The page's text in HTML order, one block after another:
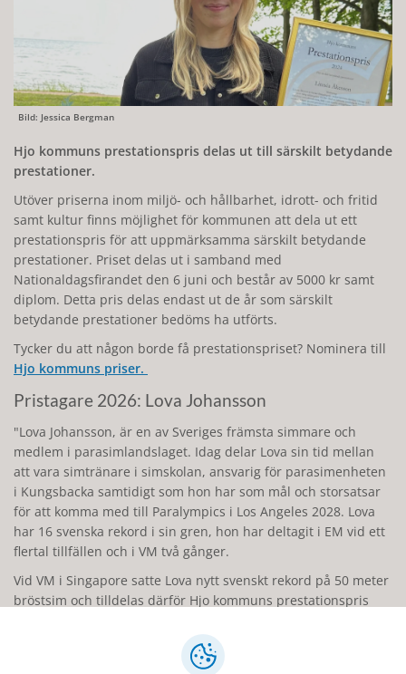
Bild: Jessica Bergman
Hjo kommuns prestationspris delas ut till särskilt betydande
prestationer.
Utöver priserna inom miljö- och hållbarhet, idrott- och fritid
samt kultur finns möjlighet för kommunen att dela ut ett
prestationspris för att uppmärksamma särskilt betydande
prestationer. Priset delas ut i samband med
Nationaldagsfirandet den 6 juni och består av 5000 kr samt
diplom. Detta pris delas endast ut de år som särskilt
betydande prestationer bedöms ha utförts.
Tycker du att någon borde få prestationspriset? Nominera till
Hjo kommuns priser.
Pristagare 2026: Lova Johansson
"Lova Johansson, är en av Sveriges främsta simmare och
medlem i parasimlandslaget. Idag delar Lova sin tid mellan
att vara simtränare i simskolan, ansvarig för parasimenheten
i Kungsbacka samtidigt som hon har som mål och storsatsar
för att komma med till Paralympics i Los Angeles 2028. Lova
har 16 svenska rekord i sin gren, hon har deltagit i EM vid ett
flertal tillfällen och i VM två gånger.
Vid VM i Singapore satte Lova nytt svenskt rekord på 50 meter
bröstsim och tilldelas därför Hjo kommuns prestationspris
Pristagare 2024: Linnéa Åkesson